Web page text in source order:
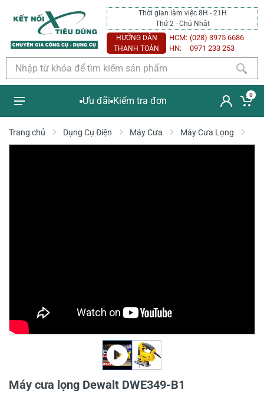
Thời gian làm việc 8H - 21H
Thứ 2 - Chủ Nhật
HƯỚNG DẪN
THANH TOÁN
HCM: (028) 3975 6686
HN:
0971 233 253
Ưu đãi Kiểm tra đơn
0
Trang chủ Dụng Cụ Điện Máy Cưa Máy Cưa Lọng
Máy cưa lọng Dewalt DWE349-B1